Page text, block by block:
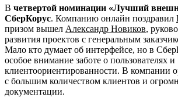
В четвертой номинации «Лучший
СберКорус. Компанию онлайн поздравил
призом вышел Александр Новиков,
развития проектов с генеральным
Мало кто думает об интерфейсе, но в
особое внимание заботе о пользователях и
клиентоориентированности. В компании
с большим количеством клиентов и
документации.